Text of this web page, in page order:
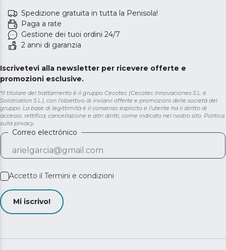
Spedizione gratuita in tutta la Penisola!
Paga a rate
Gestione dei tuoi ordini 24/7
2 anni di garanzia
Iscrivetevi alla newsletter per ricevere offerte e
promozioni esclusive.
*Il titolare del trattamento è il gruppo Cecotec (Cecotec Innovaciones S.L. e
Solotriatlon S.L.), con l'obiettivo di inviarvi offerte e promozioni delle società del
gruppo. La base di legittimità è il consenso esplicito e l'utente ha il diritto di
accesso, rettifica, cancellazione e altri diritti, come indicato nel nostro sito. Politica
sulla privacy
Correo electrónico
Accetto il Termini e condizioni
Mi iscrivo!